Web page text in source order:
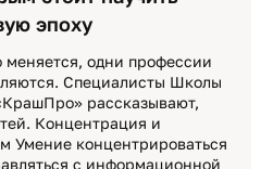
эпоху
меняется, одни профессии
Специалисты Школы
рассказывают,
Концентрация и
Умение концентрироваться
с информационной